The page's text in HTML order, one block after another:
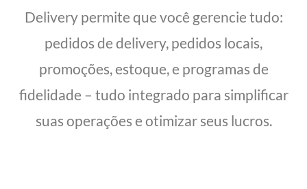
Delivery permite que você gerencie tudo:
pedidos de delivery, pedidos locais,
promoções, estoque, e programas de
fidelidade – tudo integrado para simplificar
suas operações e otimizar seus lucros.